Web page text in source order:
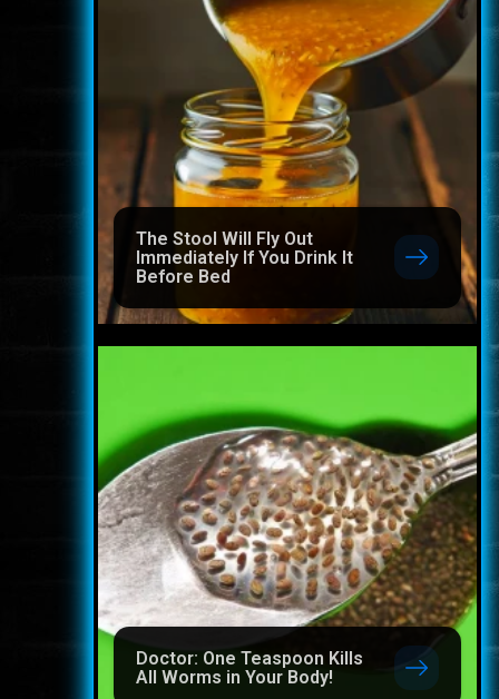
The Stool Will Fly Out
Immediately If You Drink It
Before Bed
Doctor: One Teaspoon Kills
All Worms in Your Body!